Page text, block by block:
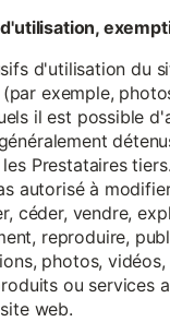
d'utilisation du
exemple,
il est possible
Prestataires
autorisé à
céder, vendre,
reproduire,
photos, vidéos,
ou services
web.